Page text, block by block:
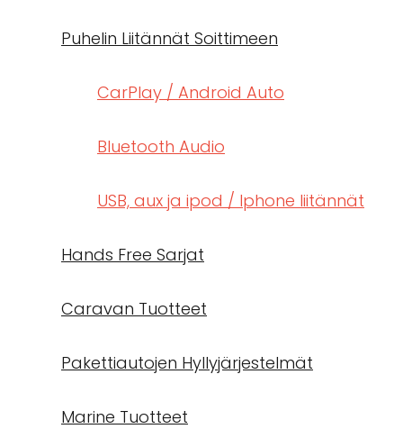
Puhelin Liitännät Soittimeen
CarPlay / Android Auto
Bluetooth Audio
USB, aux ja ipod / Iphone liitännät
Hands Free Sarjat
Caravan Tuotteet
Pakettiautojen Hyllyjärjestelmät
Marine Tuotteet